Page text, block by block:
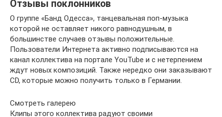
Отзывы поклонников
О группе «Банд Одесса», танцевальная поп-музыка
которой не оставляет никого равнодушным, в
большинстве случаев отзывы положительные.
Пользователи Интернета активно подписываются на
канал коллектива на портале YouTube и с нетерпением
ждут новых композиций. Также нередко они заказывают
CD, которые можно получить только в Германии.
Смотреть галерею
Клипы этого коллектива радуют своими